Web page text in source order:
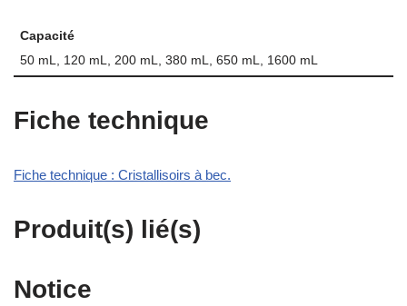
Capacité
50 mL, 120 mL, 200 mL, 380 mL, 650 mL, 1600 mL
Fiche technique
Fiche technique : Cristallisoirs à bec.
Produit(s) lié(s)
Notice